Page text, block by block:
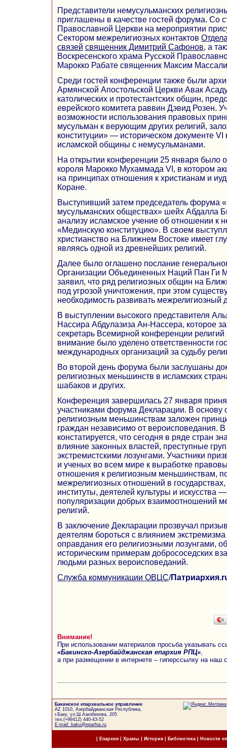
Представители немусульманских
приглашены в качестве гостей форума. Со
Православной Церкви на мероприятии
Сектором межрелигиозных контактов
связей священник Димитрий Сафонов, а
Воскресенского храма Русской
Марокко Рабате священник Максим
Среди гостей конференции также были
Армянской Апостольской Церкви Авак
католических и протестантских общин,
еврейского комитета раввин Дэвид Розен.
возможности использования правовых
мусульман к верующим других религий,
конституции» — историческом документе
исламской общины с немусульманами.
На открытии конференции 25 января было
короля Марокко Мухаммада VI, в котором
на принципах отношения к христианам и
Коране.
Выступивший затем председатель форума
мусульманских обществах» шейх Абдалла
анализу исламское учение об отношении к
«Мединскую конституцию». В своем
христианство на Ближнем Востоке имеет
являясь одной из древнейших религий.
Далее было оглашено послание
Организации Объединенных Наций Пан Ги
заявил, что ряд религиозных общин на
под угрозой уничтожения, при этом
необходимость развивать межрелигиозный
В выступлении высокого представителя
Нассира Абдулазиза Ан-Нассера, которое
секретарь Всемирной конференции
внимание было уделено ответственности
международных организаций за судьбу
Во второй день форума были заслушаны
религиозных меньшинств в исламских
шабаков и других.
Конференция завершилась 27 января
участниками форума Декларации. В основу
религиозным меньшинствам заложен
граждан независимо от вероисповедания.
констатируется, что сегодня в ряде стран
влияние законных властей, преступные
экстремистскими лозунгами. Участники
и ученых во всем мире к выработке
отношения к религиозным меньшинствам,
межрелигиозных отношений в
институты, деятелей культуры и искусства
популяризации добрых взаимоотношений
религий.
В заключение Декларации прозвучал
деятелям бороться с влиянием
оправдания его религиозными лозунгами,
историческим примерам добрососедских
людьми разных вероисповеданий.
Служба коммуникации ОВЦС/
Внимание!
При использовании материалов просьба указывать
«Бакинско-Азербайджанская епархия РПЦ»
а при размещении в интернете – гиперссылку на наш
Бакинское епархиальное управление
AZ 1010, Азербайджанская Республика,
г.Баку, ул.Ш.Азизбекова, 205
тел.(+99412) 440-43-52
E-mail: baku@eparhia.ru
Епархия| Храмы История| Библиотека Новости